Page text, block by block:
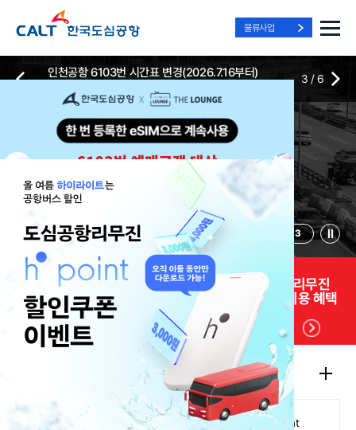
물류사업
닫기
Best Way, Fast Way
to the Airport
Best Way, Fast Way
to the Airport
Best Way, Fast Way
to the Airport
3
인천공항 6103번 시간표 변경(2026.7.16부터)
2026-07-13
3 /6
실시간
위치안내
리무진 노선
및 시간표
리무진
리무진
이용 혜택
공지사항
[인천국제공항공사 x 잔망루피]
도심공항리무진 x H.Point